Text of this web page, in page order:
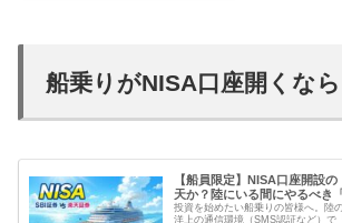
船乗りがNISA口座開くなら
【船員限定】NISA口座開設
天か？陸にいる間にやるべき
投資を始めたい船乗りの皆様へ。陸
洋上の通信環境（SMS認証など）で